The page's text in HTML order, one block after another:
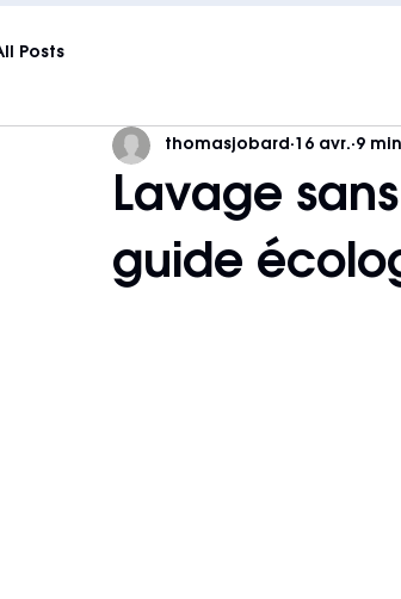
Posts
Lavage
guide
thomasjobard 16 avr. 9